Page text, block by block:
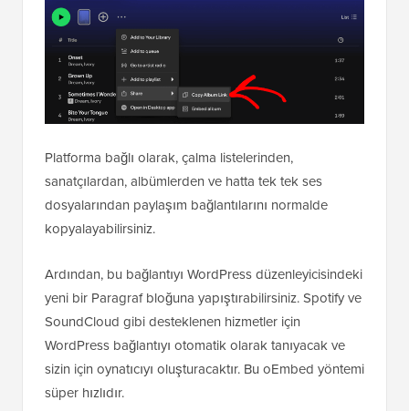
Platforma bağlı olarak, çalma listelerinden,
sanatçılardan, albümlerden ve hatta tek tek ses
dosyalarından paylaşım bağlantılarını normalde
kopyalayabilirsiniz.
Ardından, bu bağlantıyı WordPress düzenleyicisindeki
yeni bir Paragraf bloğuna yapıştırabilirsiniz. Spotify ve
SoundCloud gibi desteklenen hizmetler için
WordPress bağlantıyı otomatik olarak tanıyacak ve
sizin için oynatıcıyı oluşturacaktır. Bu oEmbed yöntemi
süper hızlıdır.